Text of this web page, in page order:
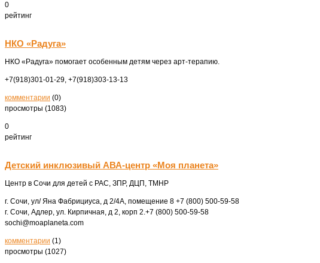
0
рейтинг
НКО «Радуга»
НКО «Радуга» помогает особенным детям через арт-терапию.
+7(918)301-01-29, +7(918)303-13-13
комментарии (0)
просмотры (1083)
0
рейтинг
Детский инклюзивый АВА-центр «Моя планета»
Центр в Сочи для детей с РАС, ЗПР, ДЦП, ТМНР
г. Сочи, ул/ Яна Фабрициуса, д 2/4А, помещение 8 +7 (800) 500-59-58
г. Сочи, Адлер, ул. Кирпичная, д 2, корп 2.+7 (800) 500-59-58
sochi@moaplaneta.com
комментарии (1)
просмотры (1027)